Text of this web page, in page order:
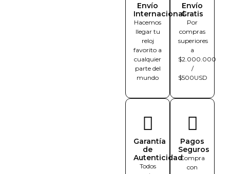
Envío
Internacional
Hacemos
llegar tu
reloj
favorito a
cualquier
parte del
mundo
Envío
Gratis
Por
compras
superiores
a
$2.000.000
/
$500USD
Garantía
de
Autenticidad
Todos
Pagos
Seguros
Compra
con